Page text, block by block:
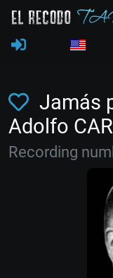
Jamás
Adolfo
Recording